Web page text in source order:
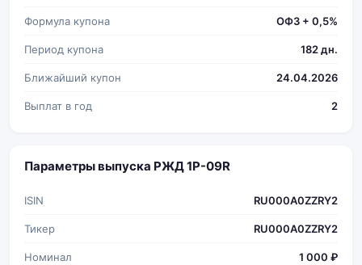
Формула купона ОФЗ + 0,5%
Период купона 182 дн.
Ближайший купон 24.04.2026
Выплат в год 2
Параметры выпуска РЖД 1Р-09R
ISIN RU000A0ZZRY2
Тикер RU000A0ZZRY2
Номинал 1 000 ₽